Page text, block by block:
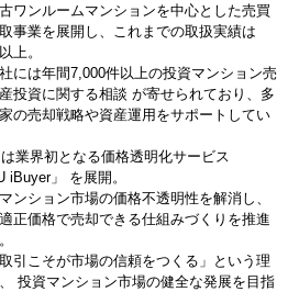
ワンルームマンションを中心とした売買
事業を展開し、これまでの取扱実績は
上。
には年間7,000件以上の投資マンション売
投資に関する相談 が寄せられており、多
の売却戦略や資産運用をサポートしてい
業界初となる価格透明化サービス
iBuyer」 を展開。
ンション市場の価格不透明性を解消し、
正価格で売却できる仕組みづくりを推進
取引こそが市場の信頼をつくる」という理
投資マンション市場の健全な発展を目指